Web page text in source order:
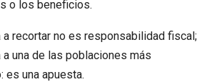
o los beneficios.
recortar no es responsabilidad fiscal;
una de las poblaciones más
una apuesta.